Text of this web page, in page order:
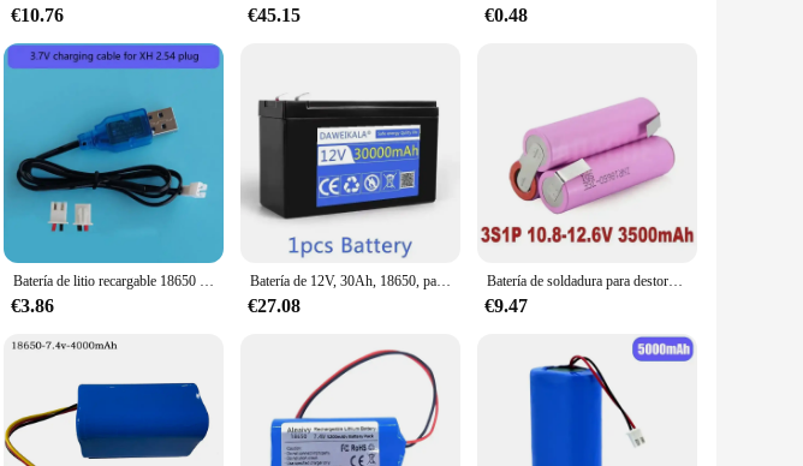
power solutions. The availability of multiple sets ensures that you have enough power to
for their devices.
€10.76 €45.15 €0.48
Batería de litio recargable 18650 3,7 V 3600mAh/5200mAh, megáfono, monitores de altavoz, Placa de protección de luces LED + enchufe XH2.54
€3.86
Batería de 12V, 30Ah, 18650, paquete de batería de litio, pulverizador de 30A, batería de vehículo eléctrico BMS integrada de alta corriente, cargador de 12,6 V 3A
€27.08
Batería de soldadura para destornillador, paquete de baterías de 18650 V, 3500 V, 7000 V, 7,4 V, 12,6 V, 14,8 V, 3S, 4S, 6S, 8S, 25,2 V, 29,6 V, V, novedad de 20A, 35E
€9.47